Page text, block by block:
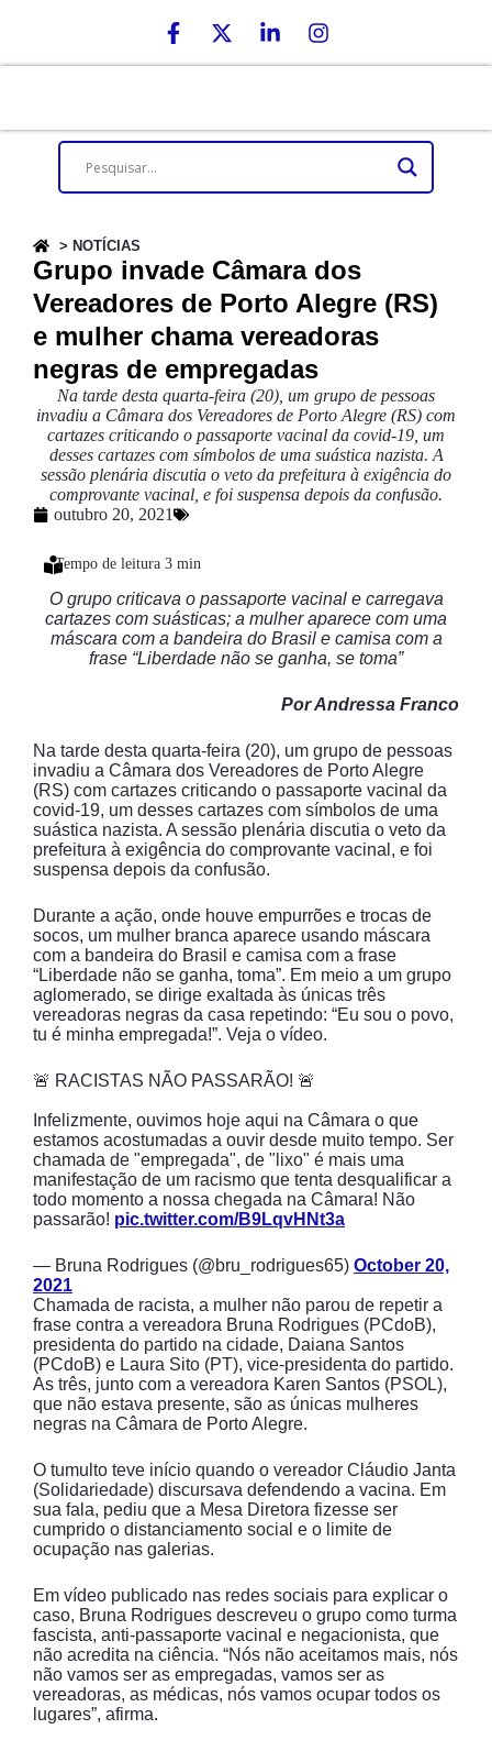
> NOTÍCIAS
Grupo invade Câmara dos
Vereadores de Porto Alegre (RS)
e mulher chama vereadoras
negras de empregadas
Na tarde desta quarta-feira (20), um grupo de pessoas
invadiu a Câmara dos Vereadores de Porto Alegre (RS) com
cartazes criticando o passaporte vacinal da covid-19, um
desses cartazes com símbolos de uma suástica nazista. A
sessão plenária discutia o veto da prefeitura à exigência do
comprovante vacinal, e foi suspensa depois da confusão.
outubro 20, 2021
O grupo criticava o passaporte vacinal e carregava
cartazes com suásticas; a mulher aparece com uma
máscara com a bandeira do Brasil e camisa com a
frase “Liberdade não se ganha, se toma”
Por Andressa Franco
Na tarde desta quarta-feira (20), um grupo de pessoas
invadiu a Câmara dos Vereadores de Porto Alegre
(RS) com cartazes criticando o passaporte vacinal da
covid-19, um desses cartazes com símbolos de uma
suástica nazista. A sessão plenária discutia o veto da
prefeitura à exigência do comprovante vacinal, e foi
suspensa depois da confusão.
Durante a ação, onde houve empurrões e trocas de
socos, um mulher branca aparece usando máscara
com a bandeira do Brasil e camisa com a frase
“Liberdade não se ganha, toma”. Em meio a um grupo
aglomerado, se dirige exaltada às únicas três
vereadoras negras da casa repetindo: “Eu sou o povo,
tu é minha empregada!”. Veja o vídeo.
🚨 RACISTAS NÃO PASSARÃO! 🚨
Infelizmente, ouvimos hoje aqui na Câmara o que
estamos acostumadas a ouvir desde muito tempo. Ser
chamada de "empregada", de "lixo" é mais uma
manifestação de um racismo que tenta desqualificar a
todo momento a nossa chegada na Câmara! Não
passarão! pic.twitter.com/B9LqvHNt3a
— Bruna Rodrigues (@bru_rodrigues65) October 20,
2021
Chamada de racista, a mulher não parou de repetir a
frase contra a vereadora Bruna Rodrigues (PCdoB),
presidenta do partido na cidade, Daiana Santos
(PCdoB) e Laura Sito (PT), vice-presidenta do partido.
As três, junto com a vereadora Karen Santos (PSOL),
que não estava presente, são as únicas mulheres
negras na Câmara de Porto Alegre.
O tumulto teve início quando o vereador Cláudio Janta
(Solidariedade) discursava defendendo a vacina. Em
sua fala, pediu que a Mesa Diretora fizesse ser
cumprido o distanciamento social e o limite de
ocupação nas galerias.
Em vídeo publicado nas redes sociais para explicar o
caso, Bruna Rodrigues descreveu o grupo como turma
fascista, anti-passaporte vacinal e negacionista, que
não acredita na ciência. “Nós não aceitamos mais, nós
não vamos ser as empregadas, vamos ser as
vereadoras, as médicas, nós vamos ocupar todos os
lugares”, afirma.